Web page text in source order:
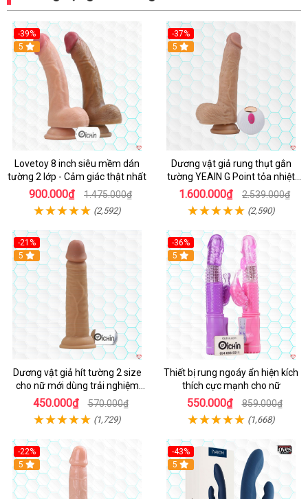
-39%
Hot
5
Lovetoy 8 inch siêu mềm dán
tường 2 lớp - Cảm giác thật nhất
900.000₫ 1.475.000₫
(2,592)
-37%
5
Dương vật giả rung thụt gắn
tường YEAIN G Point tỏa nhiệt
điều khiển từ xa
1.600.000₫ 2.539.000₫
(2,590)
-21%
Hot
5
Dương vật giả hít tường 2 size
cho nữ mới dùng trải nghiệm
thật
450.000₫ 570.000₫
(1,729)
-36%
Hot
5
Thiết bị rung ngoáy ẩn hiện kích
thích cực mạnh cho nữ
550.000₫ 859.000₫
(1,668)
-22%
Hot
5
-43%
Hot
5